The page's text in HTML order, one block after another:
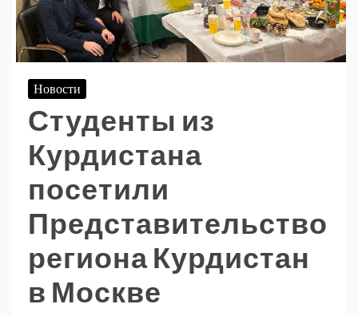
Новости
Студенты из
Курдистана
посетили
Представительство
региона Курдистан
в Москве